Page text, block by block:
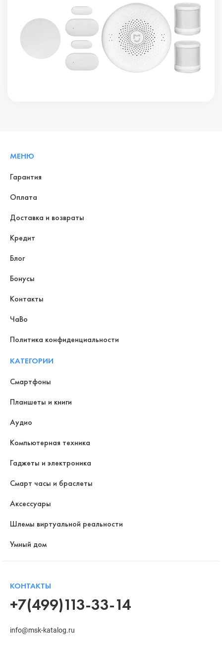
МЕНЮ
Гарантия
Оплата
Доставка и возвраты
Кредит
Блог
Бонусы
Контакты
ЧаВо
Политика конфиденциальности
КАТЕГОРИИ
Смартфоны
Планшеты и книги
Аудио
Компьютерная техника
Гаджеты и электроника
Смарт часы и браслеты
Аксессуары
Шлемы виртуальной реальности
Умный дом
КОНТАКТЫ
+7(499)113-33-14
info@msk-katalog.ru